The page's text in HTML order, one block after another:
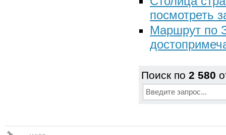
посмотреть
Маршрут по
Поиск по 2 580